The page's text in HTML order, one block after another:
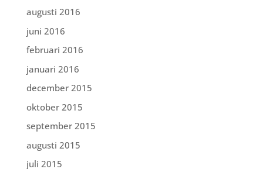
augusti 2016
juni 2016
februari 2016
januari 2016
december 2015
oktober 2015
september 2015
augusti 2015
juli 2015